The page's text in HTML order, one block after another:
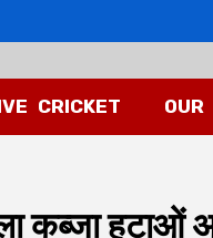
CRICKET OUR
कब्जा हटाओं